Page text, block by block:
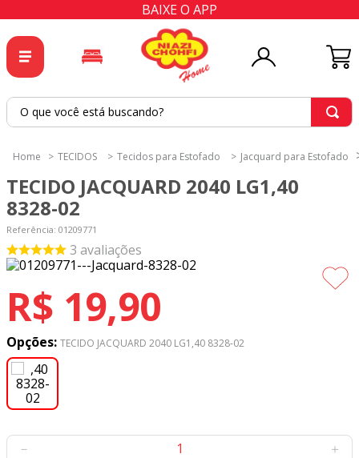
BAIXE O APP
O que você está buscando?
TECIDOS Tecidos para Estofado Jacquard para Estofado
TECIDO JACQUARD 2040 LG1,40
8328-02
Referência: 01209771
3 avaliações
R$ 19,90
Opções: TECIDO JACQUARD 2040 LG1,40 8328-02
＋
－
2º
tapete
cortina
4º
tecido percal
6º
tecido tricoline
7º
percal
8
tricoline digital
9º